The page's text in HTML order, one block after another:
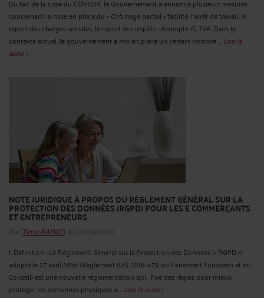
Du fait de la crise du COVID19, le Gouvernement a annoncé plusieurs mesures
concernant la mise en place du « Chômage partiel » facilité, l’arrêt de travail, le
report des charges sociales, le report des impôts : Acompte IS, TVA. Dans le
contexte actuel, le gouvernement a mis en place un certain nombre ... Lire la
suite >
NOTE JURIDIQUE À PROPOS DU RÈGLEMENT GÉNÉRAL SUR LA
PROTECTION DES DONNÉES (RGPD) POUR LES E COMMERÇANTS
ET ENTREPRENEURS
Par Timo RAINIO le 30/04/2018
I. Définition : Le Règlement Général sur la Protection des Données (« RGPD »)
adopté le 27 avril 2016 (Règlement (UE) 2016-679 du Parlement Européen et du
Conseil) est une nouvelle règlementation qui : fixe des règles pour mieux
protéger les personnes physiques à ... Lire la suite >